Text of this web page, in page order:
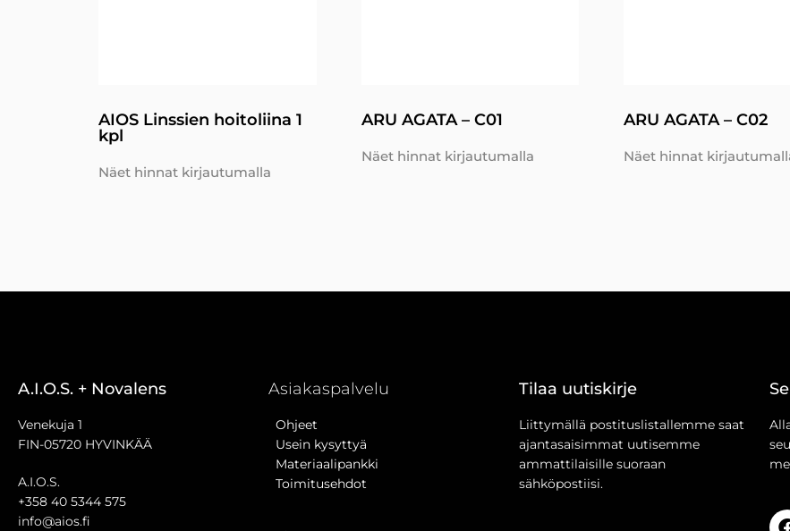
AIOS Linssien hoitoliina 1
kpl
Näet hinnat kirjautumalla
ARU AGATA – C01
Näet hinnat kirjautumalla
ARU AGATA – C02
Näet hinnat
A.I.O.S. + Novalens
Venekuja 1
FIN-05720 HYVINKÄÄ
A.I.O.S.
+358 40 5344 575
info@aios.fi
Asiakaspalvelu
Ohjeet
Usein kysyttyä
Materiaalipankki
Toimitusehdot
Tilaa uutiskirje
Liittymällä postituslistallemme saat
ajantasaisimmat uutisemme
ammattilaisille suoraan
sähköpostiisi.